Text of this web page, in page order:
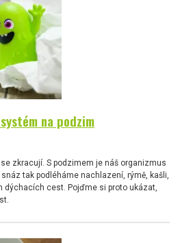
na podzim
zkracují. S podzimem je náš organizmus
tak podléháme nachlazení, rýmě, kašli,
dýchacích cest. Pojďme si proto ukázat,